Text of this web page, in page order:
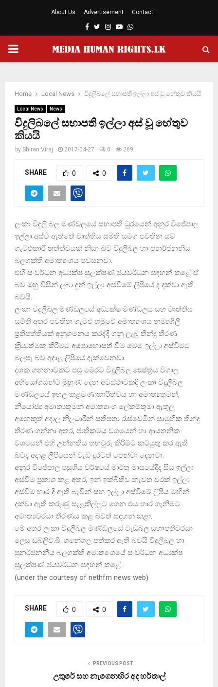
About Us Advertisement Contact
Facebook
TwitterInstagram
YoutubeWhatsapp
PRIMARY
Home Local News විදුලිබලේ සභාපති ඉල්ලා අස් වූ හේතුව කියයි
Local News News
විදුලිබලේ සභාපති ඉල්ලා අස් වූ හේතුව
කියයි
by Shiran Viraj 2017-04-27 0 269
SHARE 0 0
ලංකා විදුලි බල මණ්ඩලයේ සභාපති ධුරයෙන් අනුර විජේපාල
ඉල්ලා අස්වී ඇත්තේ වෘත්තීය සමිති සමග පවතින යම්
ගැටළුකාරී තත්ත්වයක් නිසා බව විදුලිබල හා පුනර්ජනනීය
බලශක්ති අමාත්‍යංශය පවසනවා.
එහි සංවර්ධන අධ්‍යක්ෂ සුලක්ෂණ ජයවර්ධන සඳහන් කළේ ඒ
බව ඔහු විසින් ලබා දුන් ඉල්ලා අස්වීමේ ලිපියේ ද දක්වා ඇති
බවයි.
ලංකා විදුලිබල මණ්ඩලයේ අධ්‍යක්ෂ මණ්ඩලය සහ වෘත්තීය
සමිති අතර පවතින ගැටළු හමුවේ අමාත්‍යංශය නම්‍යශීලී
ප‍්‍රතිපත්තියක් අනුගමනය කරද්දී ගනු ලැබූ තීන්දු තීරණ
ක‍්‍රියාත්මක කිරීමට අපොහොසත් වීම මෙම ඉල්ලා අස්වීමට
බලපෑ බව අදාළ ලිපියේ දැක්වෙනවා.
දශක ගනනාවකට පසු මෙරට විදුලිබල ක්‍ෂේත්‍රය විශාල
අභියෝගයන්ට මුහුණ දෙන අවස්ථාවකදි ලංකා විදුලිබල
මණ්ඩලයේ ඉහල කළමණාකාරිත්වය හා අමාත්‍යතුමන්,
නියෝජ්‍ය අමාත්‍යතුමන් අමාත්‍යාංශ ලේකම්තුමා ඇතුලු
අනෙකුත් අදාල නිලධාරින් සතිපතා රැස්වෙමින් සාමුහික තින්දු
තිරණ ගන්නා අතර, ජාතිකමය වශයෙන් හා ආයතනික
වශයෙන් එහි උන්නතිය තහවුරු කිරිමට කටයුතු කර ඇති
බවද අදාළ ලිපියෙන් වැඩි දුරටත් පෙන්වා දෙනවා.
අනුර විජේපාල පසුගිය වර්ෂයේ මාර්තු මාසයේදීද සිය ඉල්ලා
අස්විම ප්‍රකාශ කළ අතර, ඉන් ඉක්බිතිව නැවත වරක් ඉල්ලා
අස්විම භාර දි ඇති බැවින් සහ ඉල්ලා අස්විමේ ලිපිය මඟින්
දක්වා ඇති කරුණු සැළකිල්ලට ගෙන එය භාර ගැනිමට
අමාත්‍යවරයා තීරණය කළ බවත් සඳහන් කළා.
මේ අතර ලංකා විදුලිබල මණ්ඩලයේ වැඩබල සභාපතිවරයා
ලෙස ඩබ්ලිව්.බී. ගනේගල පත්කර ඇති බවයි විදුලිබල හා
පුනර්ජනනීය බලශක්ති අමාත්‍යංශයේ සංවර්ධන අධ්‍යක්ෂ
සුලක්ෂණ ජයවර්ධන සඳහන් කළේ.
(under the courtesy of nethfm news web)
SHARE 0 0
PREVIOUS POST
උතුරේ සහ නැගෙනහිර අද හර්තාල්